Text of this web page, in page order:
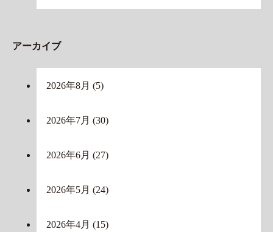
アーカイブ
2026年8月 (5)
2026年7月 (30)
2026年6月 (27)
2026年5月 (24)
2026年4月 (15)